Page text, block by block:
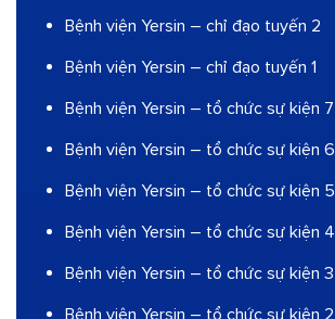
Bệnh viện Yersin – chỉ đạo tuyến 2
Bệnh viện Yersin – chỉ đạo tuyến 1
Bệnh viện Yersin – tổ chức sự kiện 7
Bệnh viện Yersin – tổ chức sự kiện 6
Bệnh viện Yersin – tổ chức sự kiện 5
Bệnh viện Yersin – tổ chức sự kiện 4
Bệnh viện Yersin – tổ chức sự kiện 3